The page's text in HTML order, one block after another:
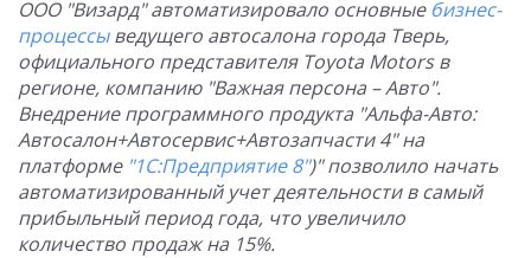
ООО "Визард" автоматизировало основные бизнес-
процессыведущего автосалона города Тверь,
официального представителя Тоуota Моtors в
регионе, компанию "Важная персона – Авто".
Внедрение программного продукта "Альфа-Авто:
Автосалон+Автосервис+Автозапчасти 4" на
платформе "1С:Предприятие 8")" позволило начать
автоматизированный учет деятельности в самый
прибыльный период года, что увеличило
количество продаж на 15%.